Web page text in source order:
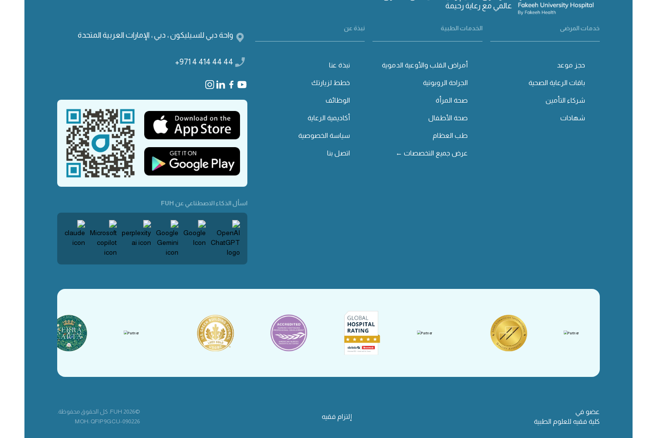
عالمي مع رعاية رحيمة
خدمات المرضى
حجز موعد
باقات الرعاية الصحية
شركاء التأمين
شهادات
الخدمات الطبية
أمراض القلب والأوعية الدموية
الجراحة الروبوتية
صحة المرأة
صحة الأطفال
طب العظام
عرض جميع التخصصات ←
نبذة عن
نبذة عنا
خطط لزيارتك
الوظائف
أكاديمية الرعاية
سياسة الخصوصية
اتصل بنا
واحة دبي للسيليكون ، دبي ، الإمارات العربية المتحدة
+971 4 414 44 44
اسأل الذكاء الاصطناعي عن FUH
عضو في
كلية فقيه للعلوم الطبية
إلتزام فقيه
©2026 FUH. كل الحقوق محفوظة.
MOH: QFIP9GCU-090226